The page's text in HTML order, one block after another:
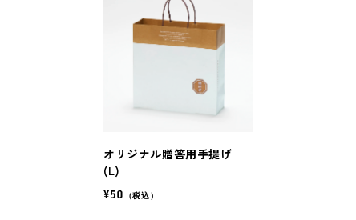
オリジナル贈答用手提げ
(L)
¥50 （税込）